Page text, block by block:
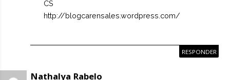
CS
http://blogcarensales.wordpress.com/
RESPONDER
Nathalya Rabelo